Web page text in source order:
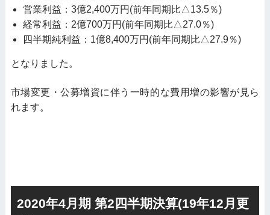
営業利益：3億2,400万円(前年同期比△13.5％)
経常利益：2億700万円(前年同期比△27.0％)
四半期純利益：1億8,400万円(前年同期比△27.9％)
となりました。
市場変更・公募増資に伴う一時的な費用増の影響が見ら
れます。
2020年4月期 第2四半期決算(19年12月更